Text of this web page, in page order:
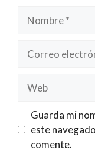
electrónico
Guarda mi
este
comente.